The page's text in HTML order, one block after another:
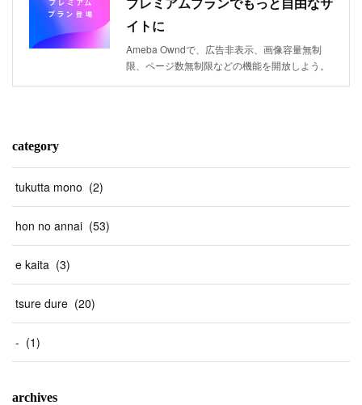
イトに
Ameba Owndで、広告非表示、画像容量無制
限、ページ数無制限などの機能を開放しよう。
category
tukutta mono (2)
hon no annai (53)
e kaita (3)
tsure dure (20)
- (1)
archives